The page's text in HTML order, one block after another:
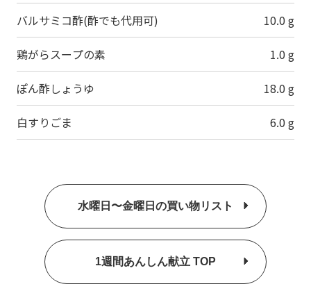
バルサミコ酢(酢でも代用可) 10.0 g
鶏がらスープの素 1.0 g
ぽん酢しょうゆ 18.0 g
白すりごま 6.0 g
水曜日〜金曜日の買い物リスト
1週間あんしん献立 TOP